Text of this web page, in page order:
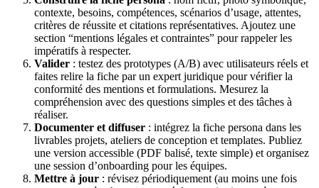
contexte, besoins, compétences, scénarios d’usage, attentes,
critères de réussite et citations représentatives. Ajoutez une
section “mentions légales et contraintes” pour rappeler les
impératifs à respecter.
Valider : testez des prototypes (A/B) avec utilisateurs réels et
faites relire la fiche par un expert juridique pour vérifier la
conformité des mentions et formulations. Mesurez la
compréhension avec des questions simples et des tâches à
réaliser.
Documenter et diffuser : intégrez la fiche persona dans les
livrables projets, ateliers de conception et templates. Publiez
une version accessible (PDF balisé, texte simple) et organisez
une session d’onboarding pour les équipes.
Mettre à jour : révisez périodiquement (au moins une fois